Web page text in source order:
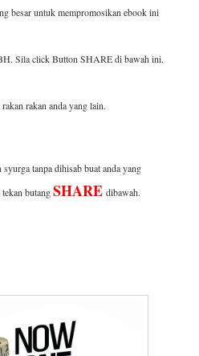
besar untuk mempromosikan ebook ini
Sila click Button SHARE di bawah ini.
rakan anda yang lain.
tanpa dihisab buat anda yang
butangSHARE dibawah.